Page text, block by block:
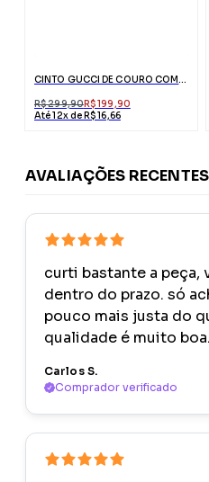
CINTO GUCCI DE COURO COM FIVELA DUPLO G
R$ 299,90R$ 199,90
Até 12x de R$ 16,66
AVALIAÇÕES RECENTES
curti bastante a peça,
dentro do prazo. só
pouco mais justa do
qualidade é muito boa.
Carlos S.
Comprador verificado